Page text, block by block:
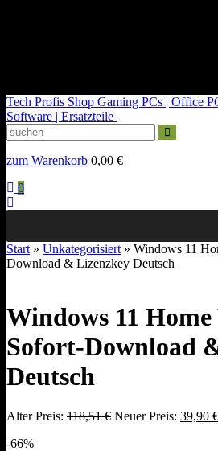
Tech Profis Shop Gaming PCs | Office
Software | Ersatzteile
zum Warenkorb 0,00 €
0
Start » Unkategorisiert » Windows 11
Download & Lizenzkey Deutsch
Windows 11
Sofort-Download
Deutsch
Alter Preis: 118,51€ Ursprünglicher
Neuer Preis: 39,90 €
-66%